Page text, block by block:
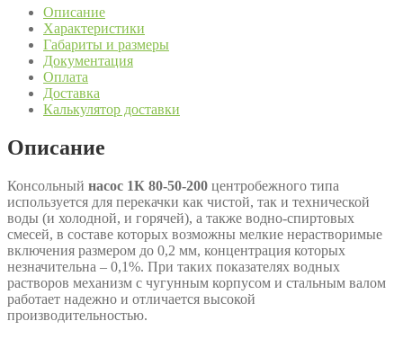
Описание
Характеристики
Габариты и размеры
Документация
Оплата
Доставка
Калькулятор доставки
Описание
Консольный насос 1К 80-50-200 центробежного типа
используется для перекачки как чистой, так и технической
воды (и холодной, и горячей), а также водно-спиртовых
смесей, в составе которых возможны мелкие нерастворимые
включения размером до 0,2 мм, концентрация которых
незначительна – 0,1%. При таких показателях водных
растворов механизм с чугунным корпусом и стальным валом
работает надежно и отличается высокой
производительностью.